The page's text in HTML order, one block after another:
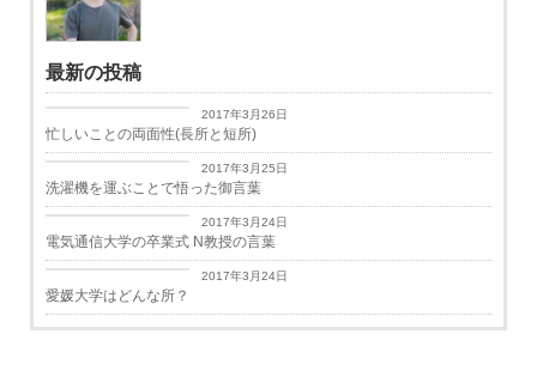
最新の投稿
2017年3月26日
忙しいことの両面性(長所と短所)
日々思うこと
2017年3月25日
洗濯機を運ぶことで悟った御言葉
学生生活
2017年3月24日
電気通信大学の卒業式 N教授の言葉
学生生活
2017年3月24日
愛媛大学はどんな所？